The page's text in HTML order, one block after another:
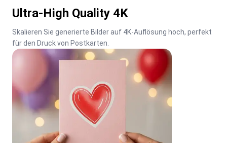
Ultra-High Quality 4K
Skalieren Sie generierte Bilder auf 4K-Auflösung hoch, perfekt
für den Druck von Postkarten.